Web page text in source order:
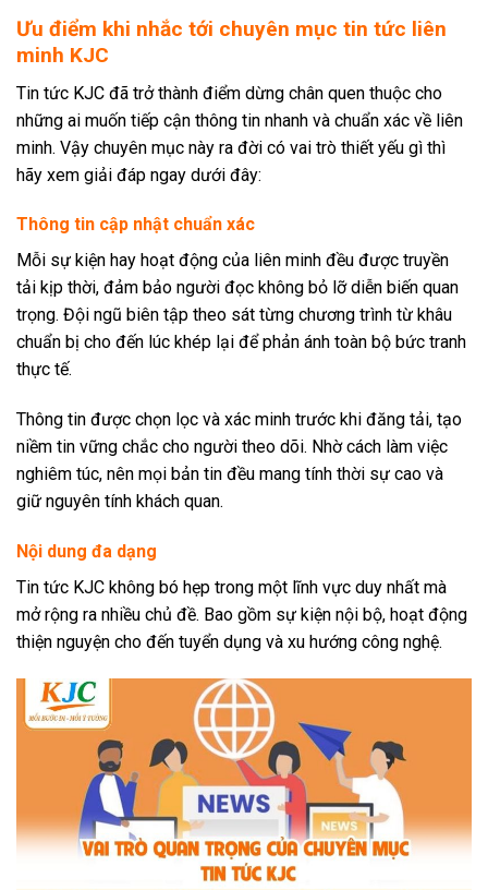
Ưu điểm khi nhắc tới chuyên mục tin tức liên
minh KJC
Tin tức KJC đã trở thành điểm dừng chân quen thuộc cho
những ai muốn tiếp cận thông tin nhanh và chuẩn xác về liên
minh. Vậy chuyên mục này ra đời có vai trò thiết yếu gì thì
hãy xem giải đáp ngay dưới đây:
Thông tin cập nhật chuẩn xác
Mỗi sự kiện hay hoạt động của liên minh đều được truyền
tải kịp thời, đảm bảo người đọc không bỏ lỡ diễn biến quan
trọng. Đội ngũ biên tập theo sát từng chương trình từ khâu
chuẩn bị cho đến lúc khép lại để phản ánh toàn bộ bức tranh
thực tế.
Thông tin được chọn lọc và xác minh trước khi đăng tải, tạo
niềm tin vững chắc cho người theo dõi. Nhờ cách làm việc
nghiêm túc, nên mọi bản tin đều mang tính thời sự cao và
giữ nguyên tính khách quan.
Nội dung đa dạng
Tin tức KJC không bó hẹp trong một lĩnh vực duy nhất mà
mở rộng ra nhiều chủ đề. Bao gồm sự kiện nội bộ, hoạt động
thiện nguyện cho đến tuyển dụng và xu hướng công nghệ.